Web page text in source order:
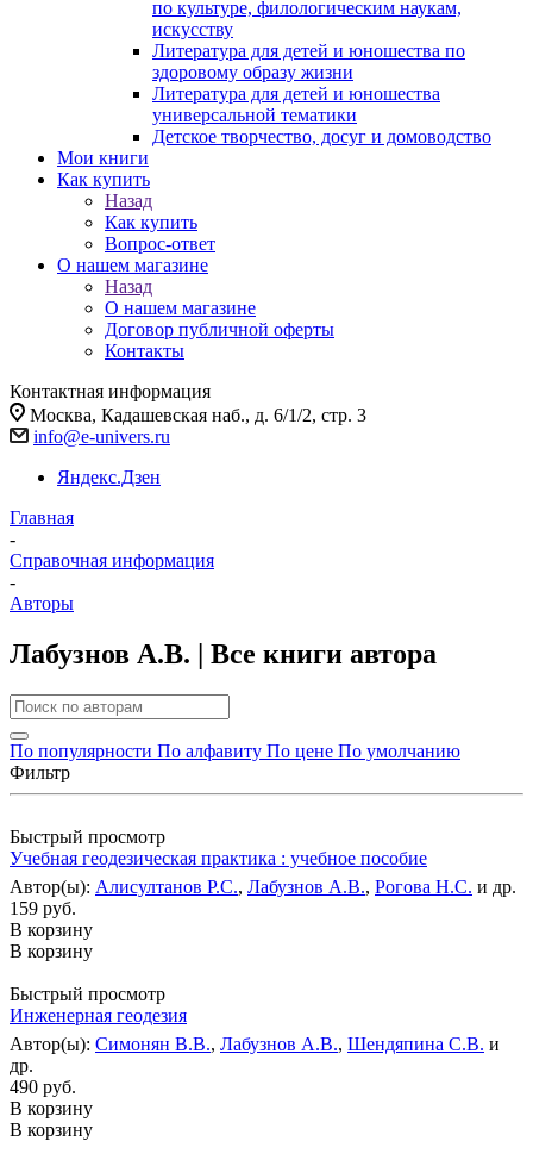
по культуре, филологическим наукам,
искусству
Литература для детей и юношества по
здоровому образу жизни
Литература для детей и юношества
универсальной тематики
Детское творчество, досуг и домоводство
Мои книги
Как купить
Назад
Как купить
Вопрос-ответ
О нашем магазине
Назад
О нашем магазине
Договор публичной оферты
Контакты
Контактная информация
Москва, Кадашевская наб., д. 6/1/2, стр. 3
info@e-univers.ru
Яндекс.Дзен
Главная
-
Справочная информация
-
Авторы
Лабузнов А.В. | Все книги автора
По популярности По алфавиту По цене По умолчанию
Фильтр
Быстрый просмотр
Учебная геодезическая практика : учебное пособие
Автор(ы): Алисултанов Р.С., Лабузнов А.В., Рогова Н.С. и др.
159 руб.
В корзину
В корзину
Быстрый просмотр
Инженерная геодезия
Автор(ы): Симонян В.В., Лабузнов А.В., Шендяпина С.В. и
др.
490 руб.
В корзину
В корзину